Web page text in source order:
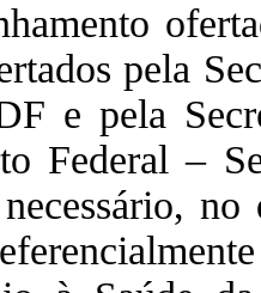
pela
e pela
Federal –